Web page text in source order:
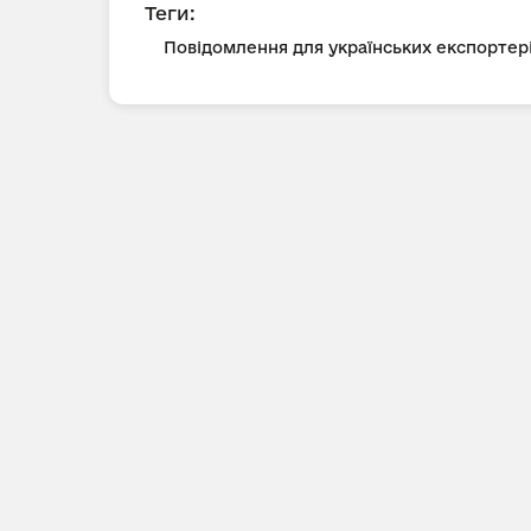
Теги:
Повідомлення для українських